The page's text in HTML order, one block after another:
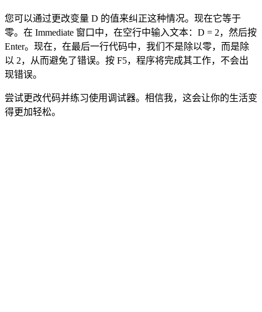
您可以通过更改变量 D 的值来纠正这种情况。现在它等于
零。在 Immediate 窗口中，在空行中输入文本：D = 2，然后按
Enter。现在，在最后一行代码中，我们不是除以零，而是除
以 2，从而避免了错误。按 F5，程序将完成其工作，不会出
现错误。
尝试更改代码并练习使用调试器。相信我，这会让你的生活变
得更加轻松。